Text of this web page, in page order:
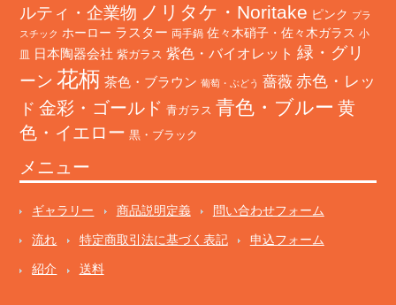
ルティ・企業物 ノリタケ・Noritake ピンク プラ
スチック ホーロー ラスター 両手鍋 佐々木硝子・佐々木ガラス 小
皿
日本陶器会社 紫ガラス 紫色・バイオレット 緑・グリ
ーン 花柄 茶色・ブラウン 葡萄・ぶどう 薔薇 赤色・レッ
ド 金彩・ゴールド 青ガラス 青色・ブルー 黄
色・イエロー 黒・ブラック
メニュー
ギャラリー 商品説明定義 問い合わせフォーム
流れ 特定商取引法に基づく表記 申込フォーム
紹介 送料